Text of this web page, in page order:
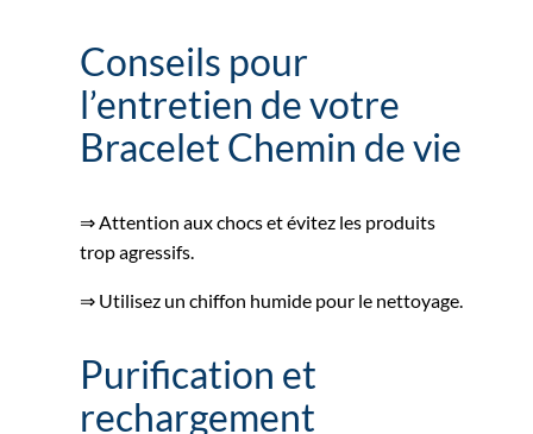
Conseils pour
l’entretien de votre
Bracelet Chemin de vie
⇒ Attention aux chocs et évitez les produits
trop agressifs.
⇒ Utilisez un chiffon humide pour le nettoyage.
Purification et
rechargement